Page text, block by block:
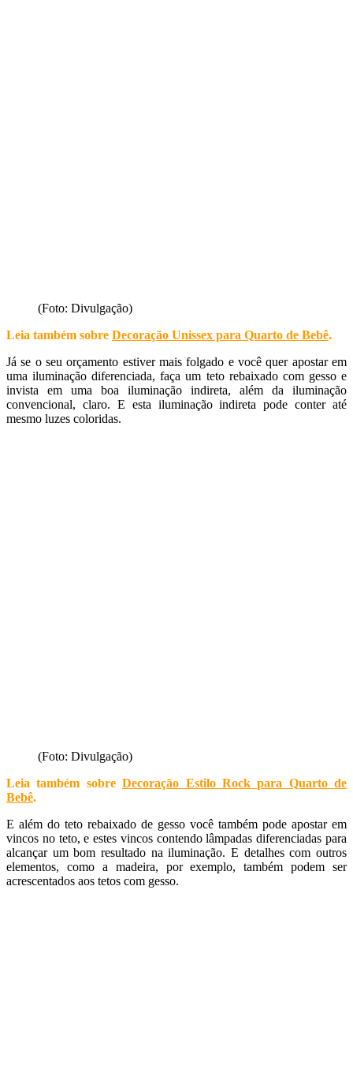
(Foto: Divulgação)
Leia também sobre Decoração Unissex para Quarto de Bebê.
Já se o seu orçamento estiver mais folgado e você quer apostar em
uma iluminação diferenciada, faça um teto rebaixado com gesso e
invista em uma boa iluminação indireta, além da iluminação
convencional, claro. E esta iluminação indireta pode conter até
mesmo luzes coloridas.
(Foto: Divulgação)
Leia também sobreDecoração Estilo Rock para Quarto de
Bebê.
E além do teto rebaixado de gesso você também pode apostar em
vincos no teto, e estes vincos contendo lâmpadas diferenciadas para
alcançar um bom resultado na iluminação. E detalhes com outros
elementos, como a madeira, por exemplo, também podem ser
acrescentados aos tetos com gesso.